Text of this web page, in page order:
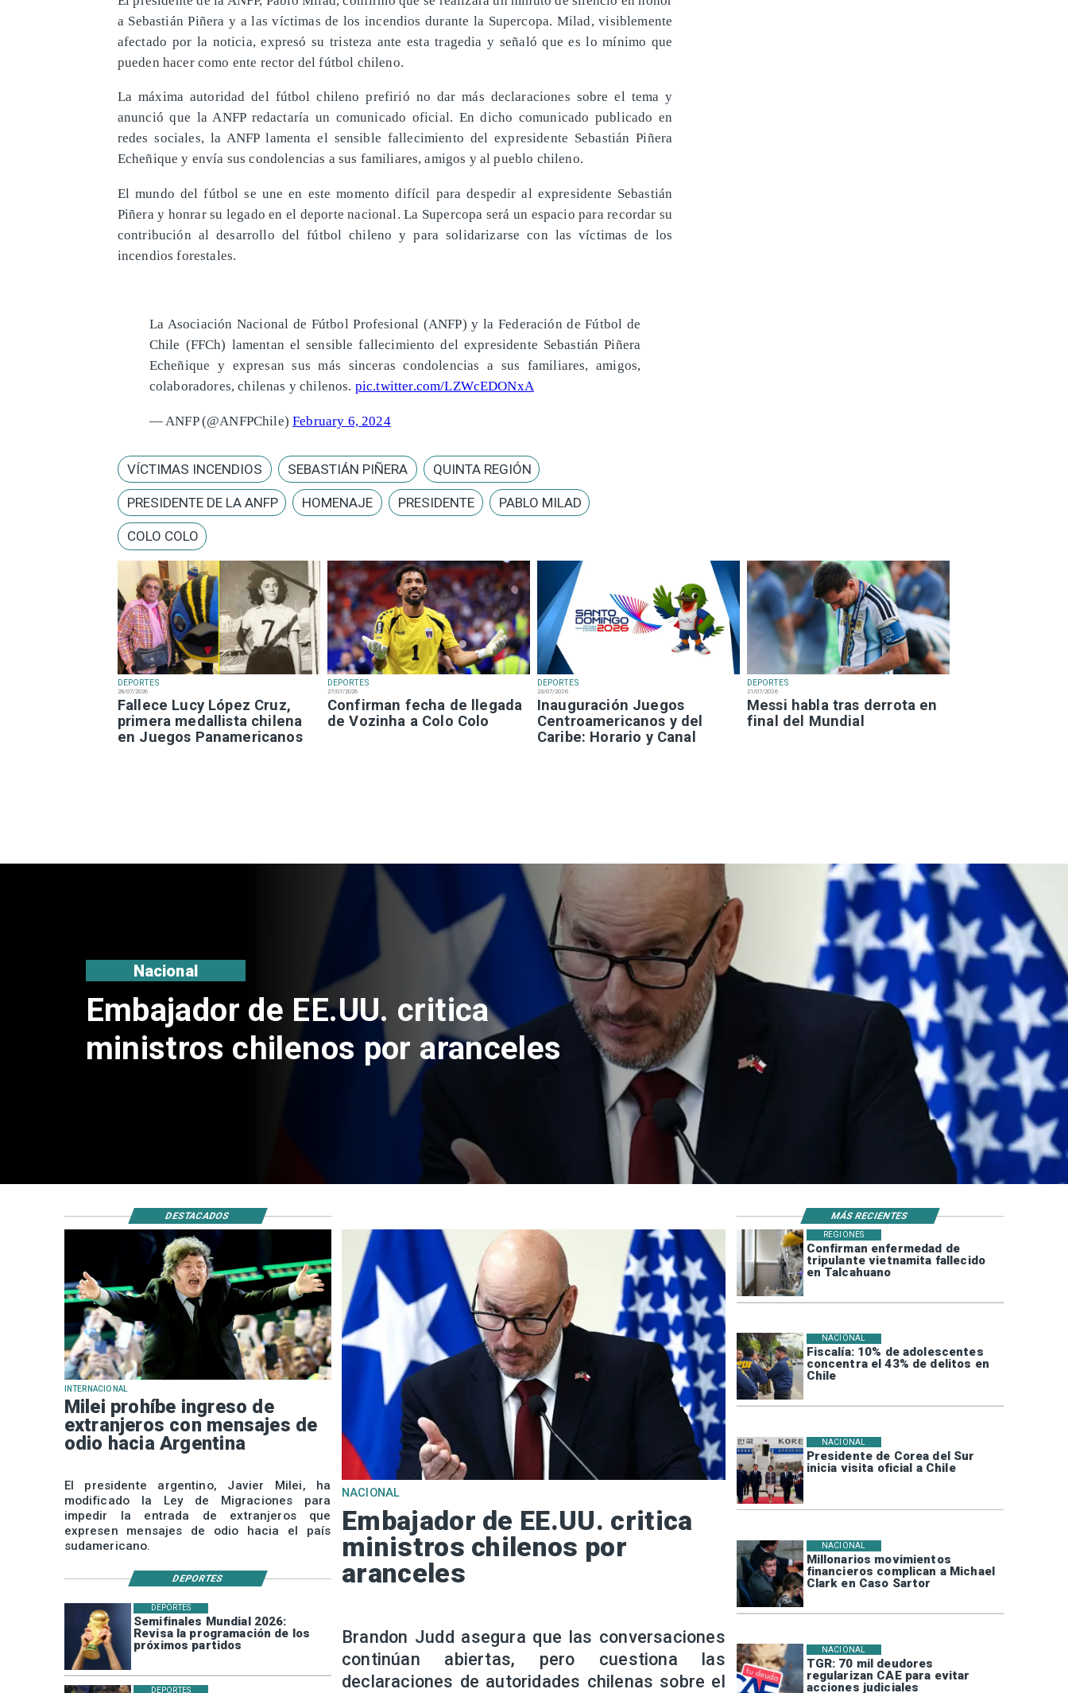
DEPORTES
28/07/2026
Fallece Lucy López Cruz,
primera medallista chilena
en Juegos Panamericanos
DEPORTES
27/07/2026
Confirman fecha de llegada
de Vozinha a Colo Colo
DEPORTES
23/07/2026
Inauguración Juegos
Centroamericanos y del
Caribe: Horario y Canal
DEPORTES
21/07/2026
Messi habla tras derrota en
final del Mundial
a Sebastián Piñera y a las víctimas de los incendios durante la Supercopa. Milad, visiblemente
afectado por la noticia, expresó su tristeza ante esta tragedia y señaló que es lo mínimo que
pueden hacer como ente rector del fútbol chileno.
La máxima autoridad del fútbol chileno prefirió no dar más declaraciones sobre el tema y
anunció que la ANFP redactaría un comunicado oficial. En dicho comunicado publicado en
redes sociales, la ANFP lamenta el sensible fallecimiento del expresidente Sebastián Piñera
Echeñique y envía sus condolencias a sus familiares, amigos y al pueblo chileno.
El mundo del fútbol se une en este momento difícil para despedir al expresidente Sebastián
Piñera y honrar su legado en el deporte nacional. La Supercopa será un espacio para recordar su
contribución al desarrollo del fútbol chileno y para solidarizarse con las víctimas de los
incendios forestales.
La Asociación Nacional de Fútbol Profesional (ANFP) y la Federación de Fútbol de
Chile (FFCh) lamentan el sensible fallecimiento del expresidente Sebastián Piñera
Echeñique y expresan sus más sinceras condolencias a sus familiares, amigos,
colaboradores, chilenas y chilenos. pic.twitter.com/LZWcEDONxA
— ANFP (@ANFPChile)February 6, 2024
VÍCTIMAS INCENDIOS SEBASTIÁN PIÑERA QUINTA REGIÓN
PRESIDENTE DE LA ANFP HOMENAJE PRESIDENTE PABLO MILAD
COLO COLO
Milei prohíbe ingreso de
extranjeros con mensajes de
Internacional
Confirman enfermedad de
tripulante vietnamita fallecido
en Talcahuano
REGIONES
Fiscalía: 10% de adolescentes
concentra el 43% de delitos en
Chile
NACIONAL
Presidente de Corea del Sur
inicia visita oficial a Chile
NACIONAL
Millonarios movimientos
financieros complican a Michael
Clark en Caso Sartor
NACIONAL
TGR: 70 mil deudores
regularizan CAE para evitar
acciones judiciales
NACIONAL
Semifinales Mundial 2026:
Revisa la programación de los
próximos partidos
DEPORTES
DEPORTES
INTERNACIONAL
Milei prohíbe ingreso de
extranjeros con mensajes de
odio hacia Argentina
El presidente argentino, Javier Milei, ha
modificado la Ley de Migraciones para
impedir la entrada de extranjeros que
expresen mensajes de odio hacia el país
sudamericano.
NACIONAL
Embajador de EE.UU. critica
ministros chilenos por
aranceles
Brandon Judd asegura que las conversaciones
continúan abiertas, pero cuestiona las
declaraciones de autoridades chilenas sobre el
DESTACADOS MÁS RECIENTES
DEPORTES